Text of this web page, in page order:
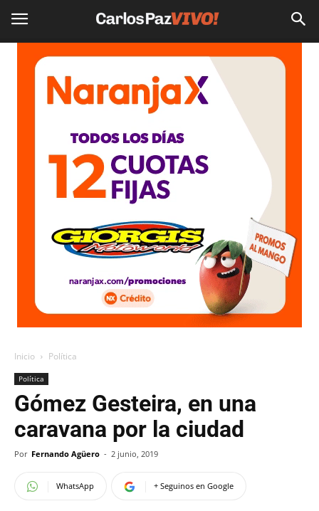
Inicio Política
Política
Gómez Gesteira, en una
caravana por la ciudad
Por Fernando Agüero - 2 junio, 2019
WhatsApp + Seguinos en Google